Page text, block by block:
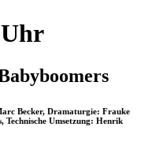
Becker, Dramaturgie: Frauke
Technische Umsetzung: Henrik